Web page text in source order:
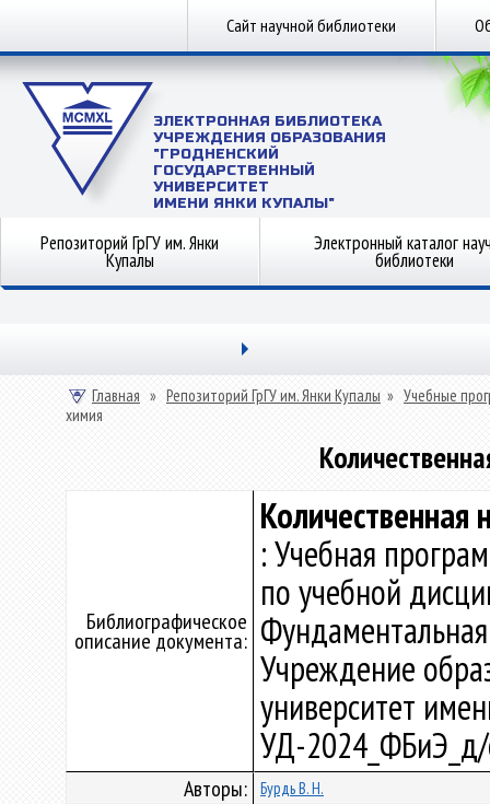
Сайт научной библиотеки
ЭЛЕКТРОННАЯ БИБЛИОТЕКА
УЧРЕЖДЕНИЯ ОБРАЗОВАНИЯ
"ГРОДНЕНСКИЙ
ГОСУДАРСТВЕННЫЙ
УНИВЕРСИТЕТ
ИМЕНИ ЯНКИ КУПАЛЫ"
Репозиторий ГрГУ им. Янки
Купалы
Электронный каталог
библиотеки
Главная » Репозиторий ГрГУ им. Янки Купалы » Учебные
химия
Библиографическое
описание документа:
Количественная
: Учебная
по учебной
Учреждение
университет
УД-
Авторы: Бурдь В. Н.